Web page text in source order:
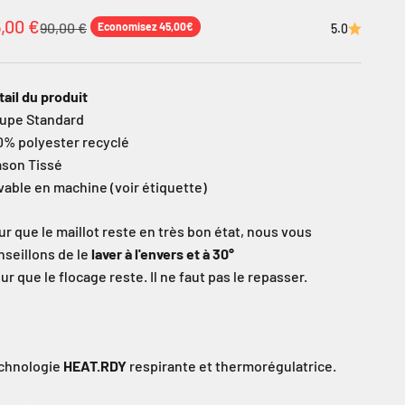
de vente
€Prix normal
90,00 € Economisez 45,00€ 5.0
du produit
Standard
polyester recyclé
Tissé
en machine (voir étiquette)
que le maillot reste en très bon état, nous vous
de le laver à l'envers et à 30°
que le flocage reste. Il ne faut pas le repasser.
HEAT.RDY respirante et thermorégulatrice.